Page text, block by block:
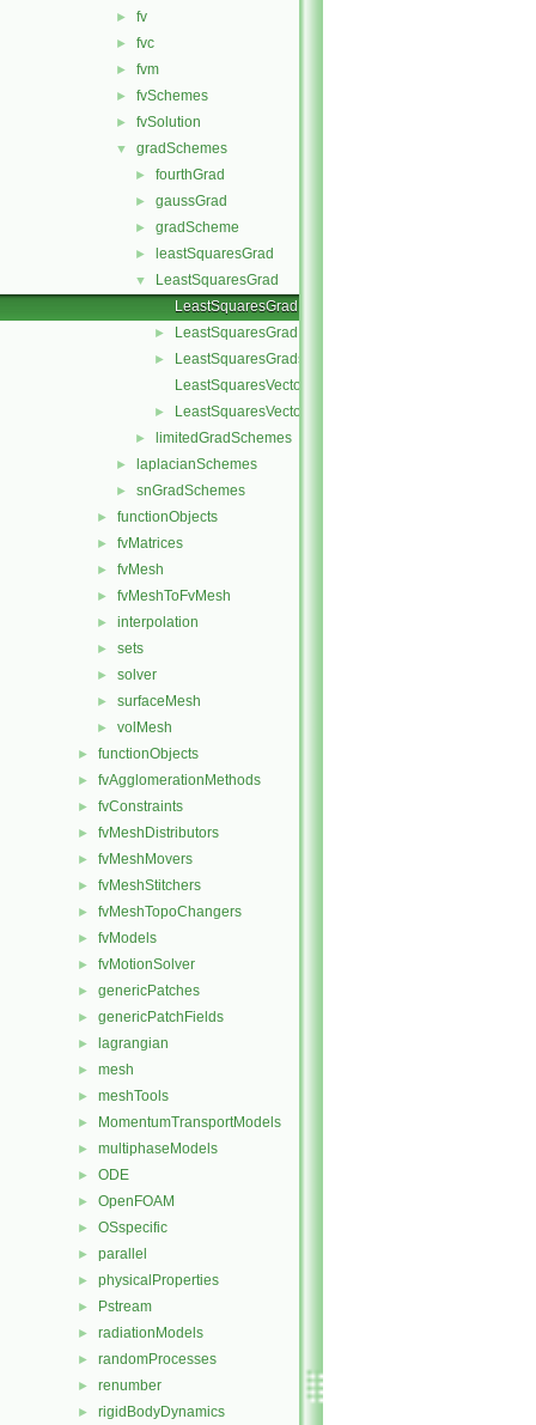
► fv
► fvc
► fvm
► fvSchemes
► fvSolution
▼ gradSchemes
► fourthGrad
► gaussGrad
► gradScheme
► leastSquaresGrad
▼
LeastSquaresGrad
LeastSquaresGrad.C
► LeastSquaresGrad.H
►
LeastSquaresGrads.C
LeastSquaresVectors.C
► LeastSquaresVectors.H
► limitedGradSchemes
► laplacianSchemes
► snGradSchemes
► functionObjects
► fvMatrices
► fvMesh
► fvMeshToFvMesh
► interpolation
► sets
► solver
► surfaceMesh
► volMesh
► functionObjects
► fvAgglomerationMethods
► fvConstraints
► fvMeshDistributors
► fvMeshMovers
► fvMeshStitchers
► fvMeshTopoChangers
► fvModels
► fvMotionSolver
► genericPatches
► genericPatchFields
► lagrangian
► mesh
► meshTools
► MomentumTransportModels
► multiphaseModels
► ODE
► OpenFOAM
► OSspecific
► parallel
► physicalProperties
► Pstream
► radiationModels
► randomProcesses
► renumber
► rigidBodyDynamics